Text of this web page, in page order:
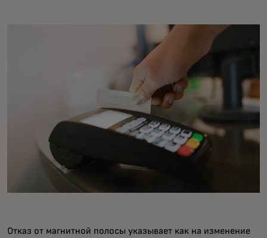
Отказ от магнитной полосы указывает как на изменение